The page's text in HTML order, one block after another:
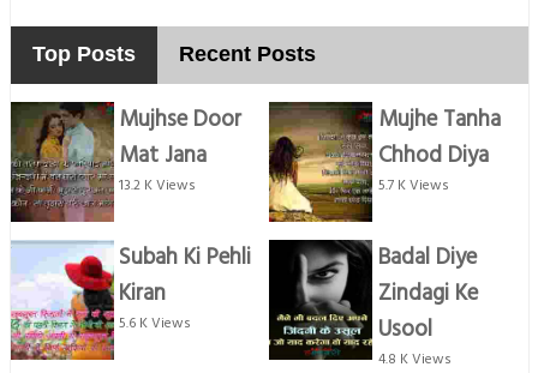
Top Posts Recent Posts
Mujhse Door
Mat Jana
13.2 K Views
Mujhe Tanha
Chhod Diya
5.7 K Views
Subah Ki Pehli
Kiran
5.6 K Views
Badal Diye
Zindagi Ke
Usool
4.8 K Views